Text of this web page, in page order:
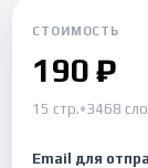
СТОИМОСТЬ
190 ₽
15 стр.•3468
Email для